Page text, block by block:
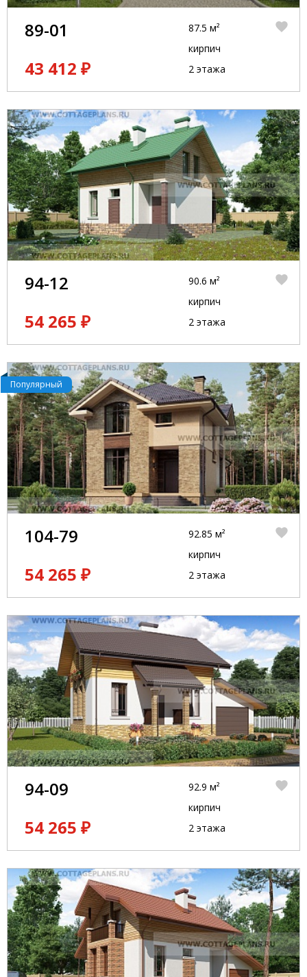
89-01
43 412 ₽
87.5 м²
кирпич
2 этажа
94-12
54 265 ₽
90.6 м²
кирпич
2 этажа
Популярный
104-79
54 265 ₽
92.85 м²
кирпич
2 этажа
94-09
54 265 ₽
92.9 м²
кирпич
2 этажа